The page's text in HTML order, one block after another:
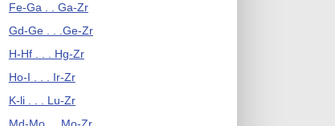
Fe-Ga . . Ga-Zr
Gd-Ge . . .Ge-Zr
H-Hf . . . Hg-Zr
Ho-I . . . Ir-Zr
K-li . . . Lu-Zr